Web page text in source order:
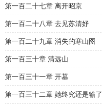
第一百二十七章 离开昭京
第一百二十八章 去见苏清妤
第一百二十九章 消失的寒山图
第一百三十章 清远山
第一百三十一章 开墓
第一百三十二章 她终究还是输了